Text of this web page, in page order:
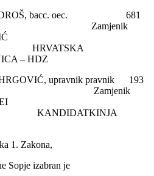
ANDROŠ, bacc. oec. 681
Zamjenik
JANEČIĆ
– HDZ
upravnik pravnik 193
Zamjenik
TIBOR BIČKEI
1. Zakona,
Sopje izabran je